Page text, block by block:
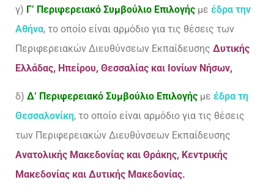
γ) Γ’ Περιφερειακό Συμβούλιο Επιλογής με έδρα την
Αθήνα, το οποίο είναι αρμόδιο για τις θέσεις των
Περιφερειακών Διευθύνσεων Εκπαίδευσης Δυτικής
Ελλάδας, Ηπείρου, Θεσσαλίας και Ιονίων Νήσων,
δ) Δ’ Περιφερειακό Συμβούλιο Επιλογής με έδρα τη
Θεσσαλονίκη, το οποίο είναι αρμόδιο για τις θέσεις
των Περιφερειακών Διευθύνσεων Εκπαίδευσης
Ανατολικής Μακεδονίας και Θράκης, Κεντρικής
Μακεδονίας και Δυτικής Μακεδονίας.